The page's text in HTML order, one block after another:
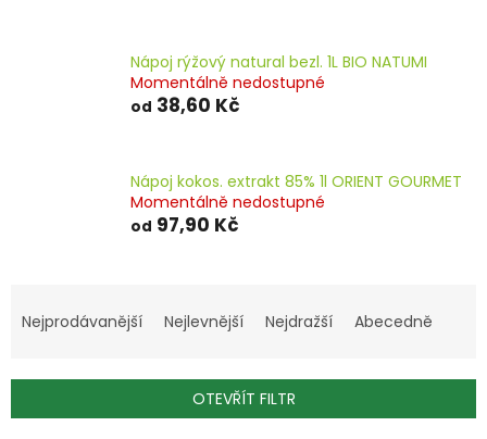
Nápoj rýžový natural bezl. 1L BIO NATUMI
Momentálně nedostupné
od 38,60 Kč
Nápoj kokos. extrakt 85% 1l ORIENT GOURMET
Momentálně nedostupné
od 97,90 Kč
a
í
Nejprodávanější Nejlevnější Nejdražší Abecedně
OTEVŘÍT FILTR